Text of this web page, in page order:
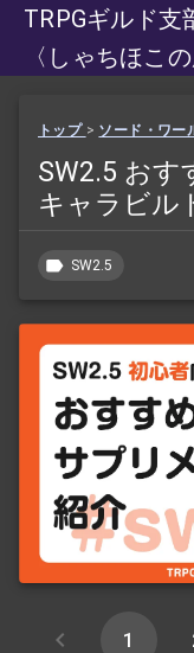
TRPGギルド支
〈しゃちほこ
トップ > ソード・ワー
SW2.5 お
キャラビル
SW2.5
1